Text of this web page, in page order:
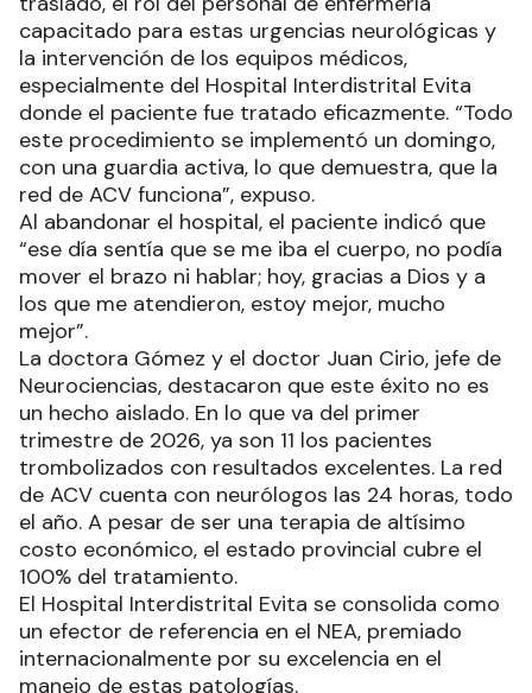
capacitado para estas urgencias neurológicas y
la intervención de los equipos médicos,
especialmente del Hospital Interdistrital Evita
donde el paciente fue tratado eficazmente. “Todo
este procedimiento se implementó un domingo,
con una guardia activa, lo que demuestra, que la
red de ACV funciona”, expuso.
Al abandonar el hospital, el paciente indicó que
“ese día sentía que se me iba el cuerpo, no podía
mover el brazo ni hablar; hoy, gracias a Dios y a
los que me atendieron, estoy mejor, mucho
mejor”.
La doctora Gómez y el doctor Juan Cirio, jefe de
Neurociencias, destacaron que este éxito no es
un hecho aislado. En lo que va del primer
trimestre de 2026, ya son 11 los pacientes
trombolizados con resultados excelentes. La red
de ACV cuenta con neurólogos las 24 horas, todo
el año. A pesar de ser una terapia de altísimo
costo económico, el estado provincial cubre el
100% del tratamiento.
El Hospital Interdistrital Evita se consolida como
un efector de referencia en el NEA, premiado
internacionalmente por su excelencia en el
manejo de estas patologías.